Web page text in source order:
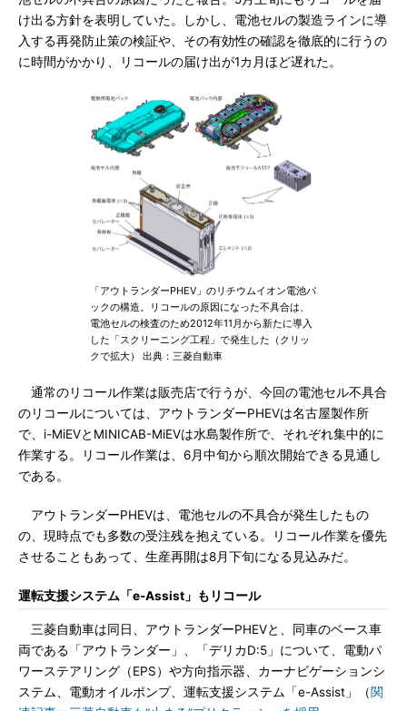
け出る方針を表明していた。しかし、電池セルの製造ラインに導
入する再発防止策の検証や、その有効性の確認を徹底的に行うの
に時間がかかり、リコールの届け出が1カ月ほど遅れた。
「アウトランダーPHEV」のリチウムイオン電池パ
ックの構造。リコールの原因になった不具合は、
電池セルの検査のため2012年11月から新たに導入
した「スクリーニング工程」で発生した（クリッ
クで拡大） 出典：三菱自動車
通常のリコール作業は販売店で行うが、今回の電池セル不具合
のリコールについては、アウトランダーPHEVは名古屋製作所
で、i-MiEVとMINICAB-MiEVは水島製作所で、それぞれ集中的に
作業する。リコール作業は、6月中旬から順次開始できる見通し
である。
アウトランダーPHEVは、電池セルの不具合が発生したもの
の、現時点でも多数の受注残を抱えている。リコール作業を優先
させることもあって、生産再開は8月下旬になる見込みだ。
運転支援システム「e-Assist」もリコール
三菱自動車は同日、アウトランダーPHEVと、同車のベース車
両である「アウトランダー」、「デリカD:5」について、電動パ
ワーステアリング（EPS）や方向指示器、カーナビゲーションシ
ステム、電動オイルポンプ、運転支援システム「e-Assist」（関